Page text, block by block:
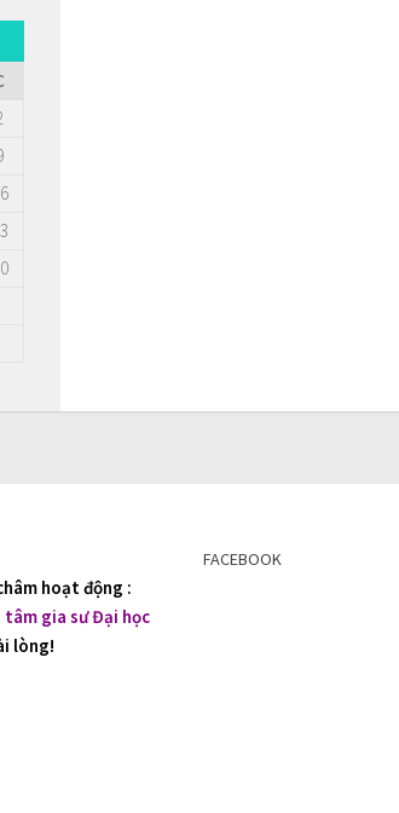
hoạt động :
tâm gia sư Đại học
lòng!
FACEBOOK